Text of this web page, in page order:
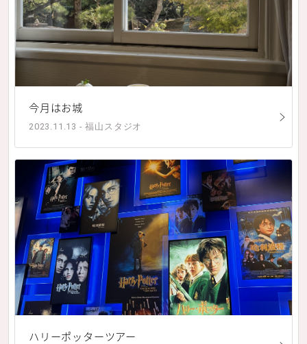
今月はお城
2023.11.13 - 福山スタジオ
ハリーポッターツアー